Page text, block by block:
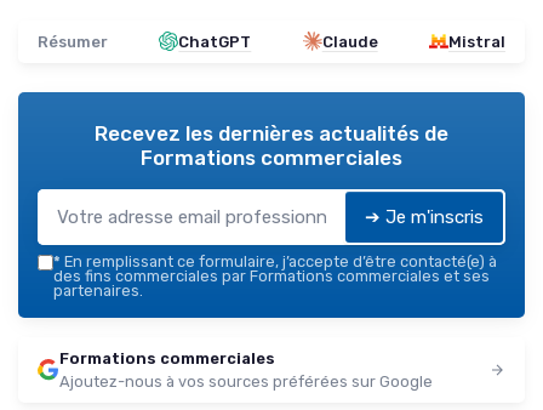
Résumer ChatGPT Claude Mistral
Recevez les dernières actualités de
Formations commerciales
➔ Je m'inscris
* En remplissant ce formulaire, j’accepte d’être contacté(e) à
des fins commerciales par Formations commerciales et ses
partenaires.
Formations commerciales
Ajoutez-nous à vos sources préférées sur Google